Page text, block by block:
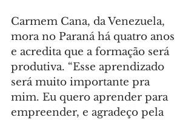
Carmem Cana, da Venezuela,
mora no Paraná há quatro anos
e acredita que a formação será
produtiva. “Esse aprendizado
será muito importante pra
mim. Eu quero aprender para
empreender, e agradeço pela